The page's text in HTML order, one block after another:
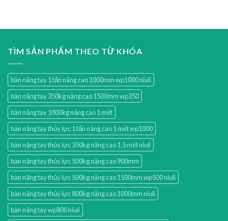
TÌM SẢN PHẨM THEO TỪ KHÓA
bàn nâng tay 1 tấn nâng cao 1000mm wp1000 niuli
bàn nâng tay 350kg nâng cao 1500mm wp350
bàn nâng tay 1000kg nâng cao 1 mét
bàn nâng tay thủy lực 1 tấn nâng cao 1 mét wp1000
bàn nâng tay thủy lực 350kg nâng cao 1.5 mét niuli
bàn nâng tay thủy lực 500kg nâng cao 900mm
bàn nâng tay thủy lực 500kg nâng cao 1500mm wp500 niuli
bàn nâng tay thủy lực 800kg nâng cao 1000mm niuli
bàn nâng tay wp800 niuli